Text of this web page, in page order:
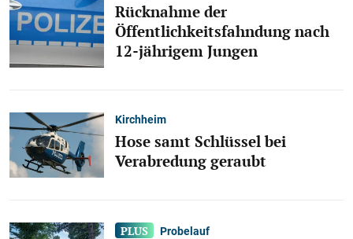
Rücknahme der
Öffentlichkeitsfahndung nach
12-jährigem Jungen
Kirchheim
Hose samt Schlüssel bei
Verabredung geraubt
Probelauf